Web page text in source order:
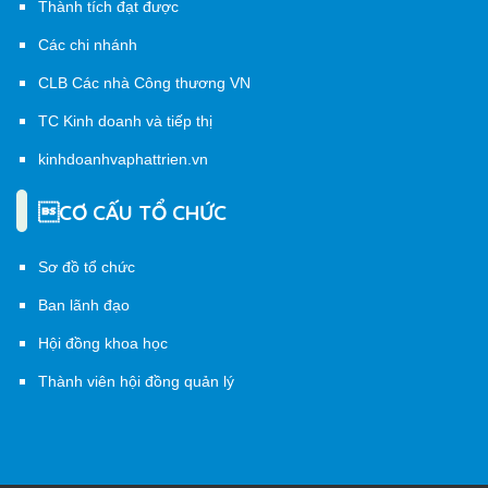
Thành tích đạt được
Các chi nhánh
CLB Các nhà Công thương VN
TC Kinh doanh và tiếp thị
kinhdoanhvaphattrien.vn
CƠ CẤU TỔ CHỨC
Sơ đồ tổ chức
Ban lãnh đạo
Hội đồng khoa học
Thành viên hội đồng quản lý